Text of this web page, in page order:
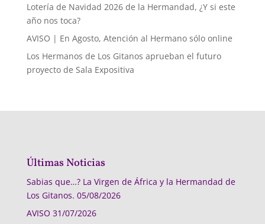
Lotería de Navidad 2026 de la Hermandad, ¿Y si este
año nos toca?
AVISO | En Agosto, Atención al Hermano sólo online
Los Hermanos de Los Gitanos aprueban el futuro
proyecto de Sala Expositiva
Últimas Noticias
Sabias que…? La Virgen de África y la Hermandad de
Los Gitanos. 05/08/2026
AVISO 31/07/2026